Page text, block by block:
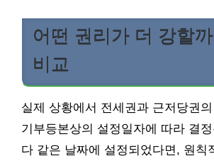
어떤 권리가 더 강할
비교
실제 상황에서 전세권과 근저당권
기부등본상의 설정일자에 따라 결
다 같은 날짜에 설정되었다면, 원칙